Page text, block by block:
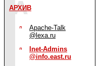
АРХИВ
Apache-Talk
@lexa.ru
Inet-Admins
@info.east.ru